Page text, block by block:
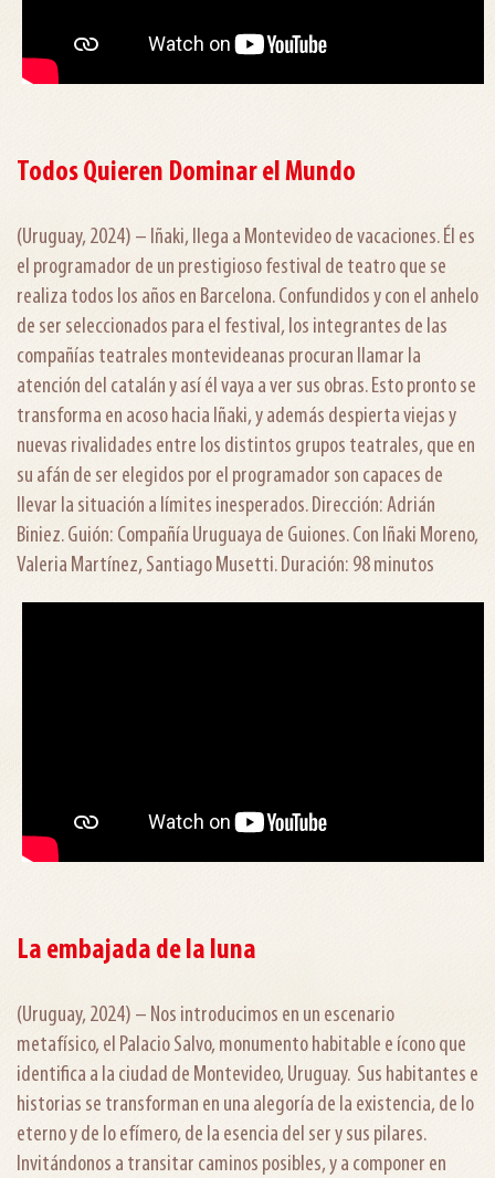
Todos Quieren Dominar el Mundo
(Uruguay, 2024) – Iñaki, llega a Montevideo de vacaciones. Él es
el programador de un prestigioso festival de teatro que se
realiza todos los años en Barcelona. Confundidos y con el anhelo
de ser seleccionados para el festival, los integrantes de las
compañías teatrales montevideanas procuran llamar la
atención del catalán y así él vaya a ver sus obras. Esto pronto se
transforma en acoso hacia Iñaki, y además despierta viejas y
nuevas rivalidades entre los distintos grupos teatrales, que en
su afán de ser elegidos por el programador son capaces de
llevar la situación a límites inesperados. Dirección: Adrián
Biniez. Guión: Compañía Uruguaya de Guiones. Con Iñaki Moreno,
Valeria Martínez, Santiago Musetti. Duración: 98 minutos
La embajada de la luna
(Uruguay, 2024) – Nos introducimos en un escenario
metafísico, el Palacio Salvo, monumento habitable e ícono que
identifica a la ciudad de Montevideo, Uruguay. Sus habitantes e
historias se transforman en una alegoría de la existencia, de lo
eterno y de lo efímero, de la esencia del ser y sus pilares.
Invitándonos a transitar caminos posibles, y a componer en